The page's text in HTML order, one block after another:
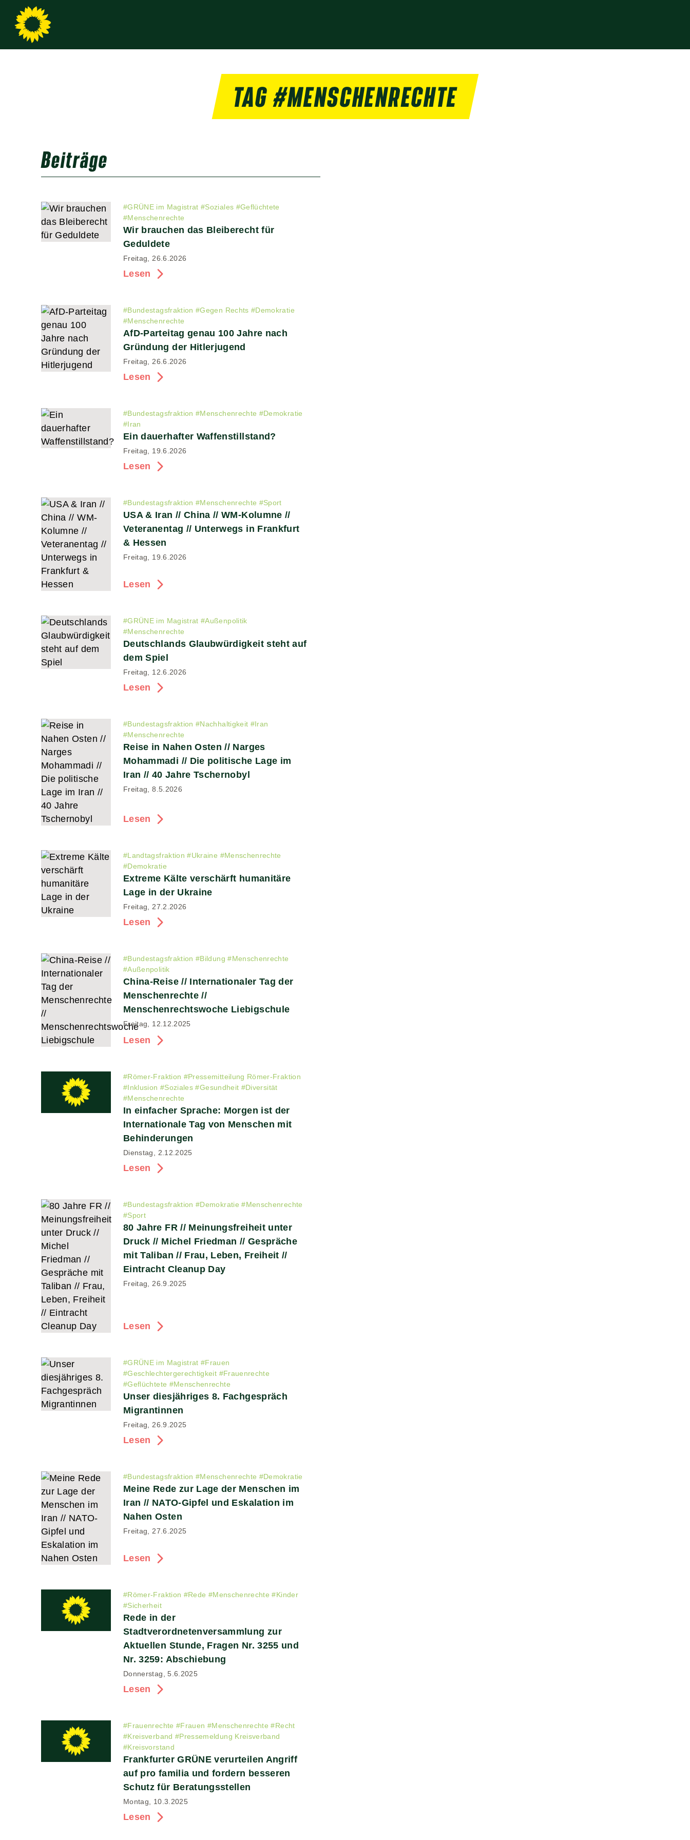
TAG #MENSCHENRECHTE
Beiträge
#GRÜNE im Magistrat #Soziales #Geflüchtete
#Menschenrechte
Wir brauchen das Bleiberecht für
Geduldete
Freitag, 26.6.2026
Lesen
#Bundestagsfraktion #Gegen Rechts #Demokratie
#Menschenrechte
AfD-Parteitag genau 100 Jahre nach
Gründung der Hitlerjugend
Freitag, 26.6.2026
Lesen
#Bundestagsfraktion #Menschenrechte #Demokratie
#Iran
Ein dauerhafter Waffenstillstand?
Freitag, 19.6.2026
Lesen
#Bundestagsfraktion #Menschenrechte #Sport
USA & Iran // China // WM-Kolumne //
Veteranentag // Unterwegs in Frankfurt
& Hessen
Freitag, 19.6.2026
Lesen
#GRÜNE im Magistrat #Außenpolitik
#Menschenrechte
Deutschlands Glaubwürdigkeit steht auf
dem Spiel
Freitag, 12.6.2026
Lesen
#Bundestagsfraktion #Nachhaltigkeit #Iran
#Menschenrechte
Reise in Nahen Osten // Narges
Mohammadi // Die politische Lage im
Iran // 40 Jahre Tschernobyl
Freitag, 8.5.2026
Lesen
#Landtagsfraktion #Ukraine #Menschenrechte
#Demokratie
Extreme Kälte verschärft humanitäre
Lage in der Ukraine
Freitag, 27.2.2026
Lesen
#Bundestagsfraktion #Bildung #Menschenrechte
#Außenpolitik
China-Reise // Internationaler Tag der
Menschenrechte //
Menschenrechtswoche Liebigschule
Freitag, 12.12.2025
Lesen
#Römer-Fraktion #Pressemitteilung Römer-Fraktion
#Inklusion #Soziales #Gesundheit #Diversität
#Menschenrechte
In einfacher Sprache: Morgen ist der
Internationale Tag von Menschen mit
Behinderungen
Dienstag, 2.12.2025
Lesen
#Bundestagsfraktion #Demokratie #Menschenrechte
#Sport
80 Jahre FR // Meinungsfreiheit unter
Druck // Michel Friedman // Gespräche
mit Taliban // Frau, Leben, Freiheit //
Eintracht Cleanup Day
Freitag, 26.9.2025
Lesen
#GRÜNE im Magistrat #Frauen
#Geschlechtergerechtigkeit #Frauenrechte
#Geflüchtete #Menschenrechte
Unser diesjähriges 8. Fachgespräch
Migrantinnen
Freitag, 26.9.2025
Lesen
#Bundestagsfraktion #Menschenrechte #Demokratie
Meine Rede zur Lage der Menschen im
Iran // NATO-Gipfel und Eskalation im
Nahen Osten
Freitag, 27.6.2025
Lesen
#Römer-Fraktion #Rede #Menschenrechte #Kinder
#Sicherheit
Rede in der
Stadtverordnetenversammlung zur
Aktuellen Stunde, Fragen Nr. 3255 und
Nr. 3259: Abschiebung
Donnerstag, 5.6.2025
Lesen
#Frauenrechte #Frauen #Menschenrechte #Recht
#Kreisverband #Pressemeldung Kreisverband
#Kreisvorstand
Frankfurter GRÜNE verurteilen Angriff
auf pro familia und fordern besseren
Schutz für Beratungsstellen
Montag, 10.3.2025
Lesen